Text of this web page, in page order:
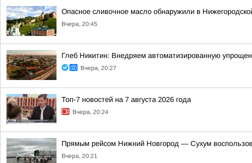
Опасное сливочное масло обнаружили в
Вчера, 20:45
Глеб Никитин: Внедряем автоматизированную
Вчера, 20:27
Топ-7 новостей на 7 августа 2026 года
Вчера, 20:24
Прямым рейсом Нижний Новгород — Сухум
Вчера, 20:21